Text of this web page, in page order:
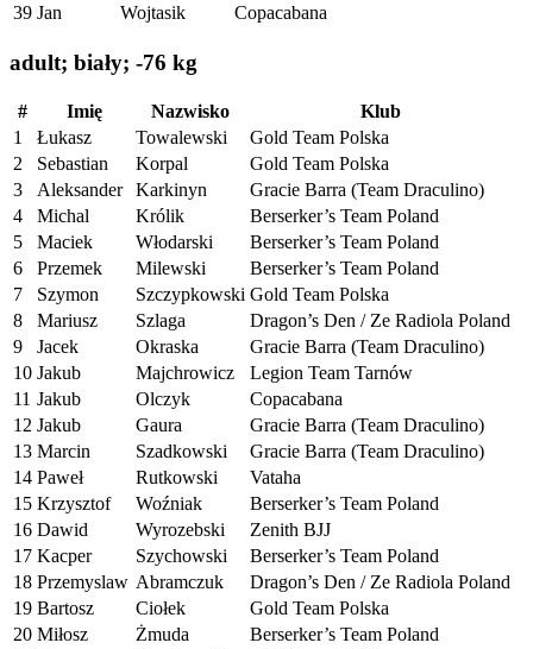
39 Jan Wojtasik Copacabana
adult; biały; -76 kg
# Imię Nazwisko
Klub
1
Łukasz Towalewski
Gold Team Polska
2
Sebastian Korpal
Gold Team Polska
3
Aleksander Karkinyn
Gracie Barra (Team Draculino)
4
Michal Królik
Berserker’s Team Poland
5
Maciek Włodarski
Berserker’s Team Poland
6
Przemek Milewski
Berserker’s Team Poland
7
Szymon Szczypkowski Gold Team Polska
8
Mariusz Szlaga
Dragon’s Den / Ze Radiola Poland
9
Jacek Okraska
Gracie Barra (Team Draculino)
10 Jakub Majchrowicz
Legion Team Tarnów
11 Jakub Olczyk
Copacabana
12 Jakub Gaura
Gracie Barra (Team Draculino)
13 Marcin Szadkowski
Gracie Barra (Team Draculino)
14 Paweł Rutkowski
Vataha
15 Krzysztof Woźniak
Berserker’s Team Poland
16 Dawid Wyrozebski
Zenith BJJ
17 Kacper Szychowski
Berserker’s Team Poland
18 Przemyslaw Abramczuk
Dragon’s Den / Ze Radiola Poland
19 Bartosz Ciołek
Gold Team Polska
20 Miłosz Żmuda
Berserker’s Team Poland